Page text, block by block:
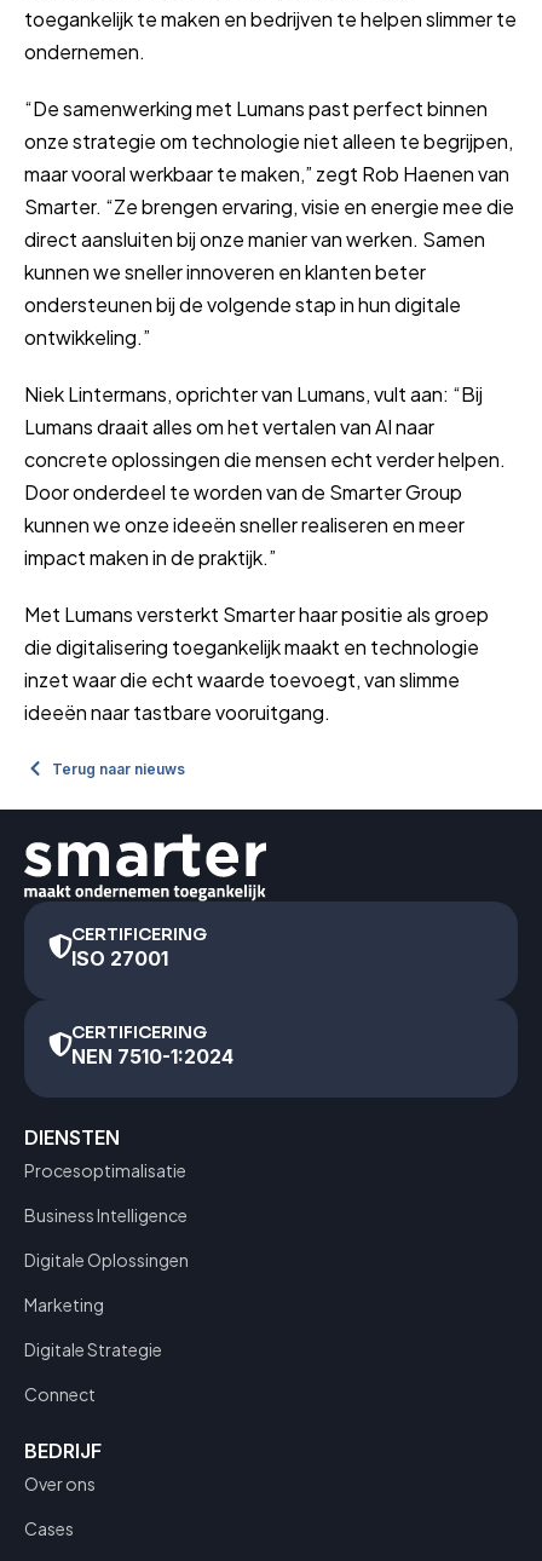
toegankelijk te maken en bedrijven te helpen slimmer te
ondernemen.
“De samenwerking met Lumans past perfect binnen
onze strategie om technologie niet alleen te begrijpen,
maar vooral werkbaar te maken,” zegt Rob Haenen van
Smarter. “Ze brengen ervaring, visie en energie mee die
direct aansluiten bij onze manier van werken. Samen
kunnen we sneller innoveren en klanten beter
ondersteunen bij de volgende stap in hun digitale
ontwikkeling.”
Niek Lintermans, oprichter van Lumans, vult aan: “Bij
Lumans draait alles om het vertalen van AI naar
concrete oplossingen die mensen echt verder helpen.
Door onderdeel te worden van de Smarter Group
kunnen we onze ideeën sneller realiseren en meer
impact maken in de praktijk.”
Met Lumans versterkt Smarter haar positie als groep
die digitalisering toegankelijk maakt en technologie
inzet waar die echt waarde toevoegt, van slimme
ideeën naar tastbare vooruitgang.
Terug naar nieuws
CERTIFICERING
ISO 27001
CERTIFICERING
NEN 7510-1:2024
DIENSTEN
Procesoptimalisatie
Business Intelligence
Digitale Oplossingen
Marketing
Digitale Strategie
Connect
BEDRIJF
Over ons
Cases